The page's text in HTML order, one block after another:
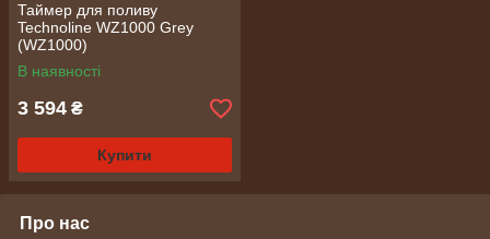
Таймер для поливу
Technoline WZ1000 Grey
(WZ1000)
В наявності
3 594 ₴
Купити
Про нас